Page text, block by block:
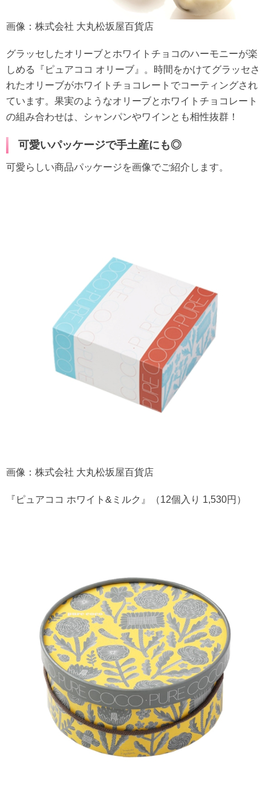
画像：株式会社 大丸松坂屋百貨店
グラッセしたオリーブとホワイトチョコのハーモニーが楽
しめる『ピュアココ オリーブ』。時間をかけてグラッセさ
れたオリーブがホワイトチョコレートでコーティングされ
ています。果実のようなオリーブとホワイトチョコレート
の組み合わせは、シャンパンやワインとも相性抜群！
可愛いパッケージで手土産にも◎
可愛らしい商品パッケージを画像でご紹介します。
画像：株式会社 大丸松坂屋百貨店
『ピュアココ ホワイト&ミルク』（12個入り 1,530円）